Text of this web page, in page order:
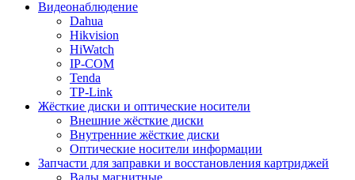
Видеонаблюдение
Dahua
Hikvision
HiWatch
IP-COM
Tenda
TP-Link
Жёсткие диски и оптические носители
Внешние жёсткие диски
Внутренние жёсткие диски
Оптические носители информации
Запчасти для заправки и восстановления картриджей
Валы магнитные